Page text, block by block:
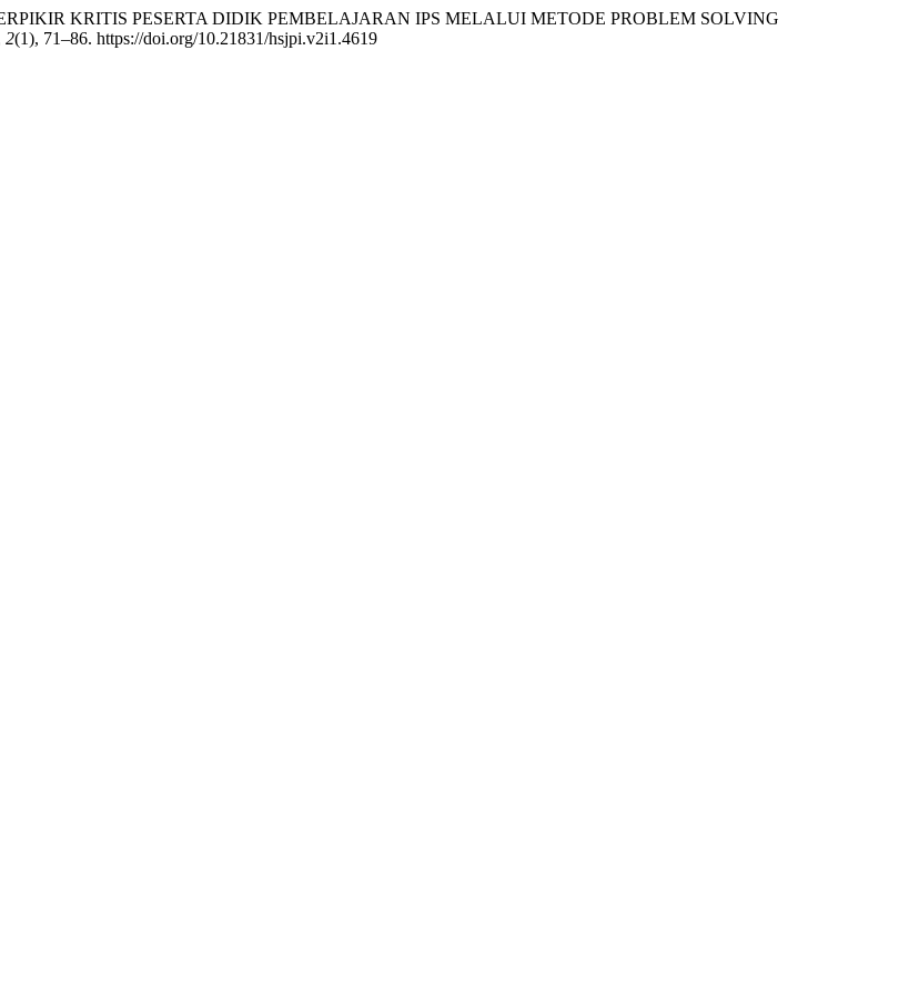
KRITIS PESERTA DIDIK PEMBELAJARAN IPS MELALUI METODE PROBLEM SOLVING
2(1), 71–86. https://doi.org/10.21831/hsjpi.v2i1.4619